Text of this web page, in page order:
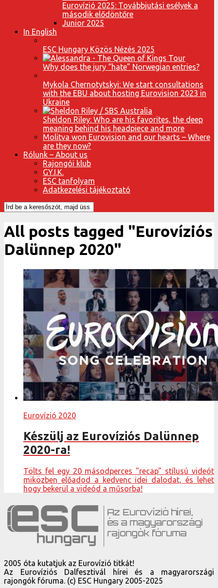
Eurovízió 2025: Továbbjutási esélyek a
második elődöntőre
Junior 2025
In English
ESC Hungary Közös Nézés 2025
Why does the jury “hate” Norwegian entries?
Mykola Chernotytskyi: We start consultations
with the EBU about hosting Eurovision 2023 in
Ukraine
Sheldon Riley: Who are his favorites, the deep
meaning behind his headpiece and more
Molitva won Eurovision and our hearts – Where
are they now?
Rólunk – About us
Rajongói klub
GY.I.K.
ESC tanfolyam
Adatkezelési tájékoztató
All posts tagged "Eurovíziós
Dalünnep 2020"
Eurovízió 2020
Készülj az Eurovíziós Dalünnep
2020-ra!
Tölts fel egy 20 másodperces "recap" stílusú videót
miközben előadod a kedvenc idei dalodat, és lehet
hogy bekerül a videód a műsorba!
2005 óta kutatjuk az Eurovízió titkát!
Az Eurovíziós Dalfesztivál hírei és a magyarországi
rajongók fóruma. (c) ESC Hungary 2005-2025